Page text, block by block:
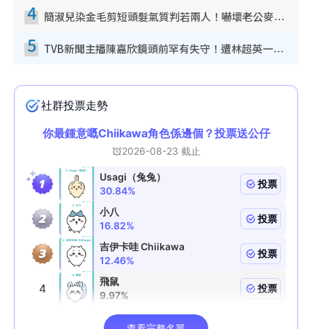
4 簡淑兒染金毛剪短頭髮氣質判若兩人！嚇壞老公麥大力都認唔出：「你做咩事？」
5 TVB新聞主播陳嘉欣鏡頭前罕有失守！遭林超英一句說話突襲嚇親當場大笑